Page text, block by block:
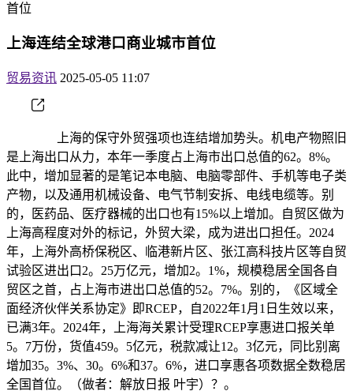
首位
上海连结全球港口商业城市首位
贸易资讯 2025-05-05 11:07
上海的保守外贸强项也连结增加势头。机电产物照旧
是上海出口从力，本年一季度占上海市出口总值的62。8%。
此中，增加显著的是笔记本电脑、电脑零部件、手机等电子类
产物，以及通用机械设备、电气节制安拆、电线电缆等。别
的，医药品、医疗器械的出口也有15%以上增加。自贸区做为
上海高程度对外的标记，外贸大梁，成为进出口担任。2024
年，上海外高桥保税区、临港新片区、张江高科技片区等自贸
试验区进出口2。25万亿元，增加2。1%，规模稳居全国各自
贸区之首，占上海市进出口总值的52。7%。别的，《区域全
面经济伙伴关系协定》即RCEP，自2022年1月1日生效以来，
已满3年。2024年，上海海关累计受理RCEP享惠进口报关单
5。7万份，货值459。5亿元，税款减让12。3亿元，同比别离
增加35。3%、30。6%和37。6%，进口享惠各项数据全数稳居
全国首位。（做者：解放日报 叶宇）？。